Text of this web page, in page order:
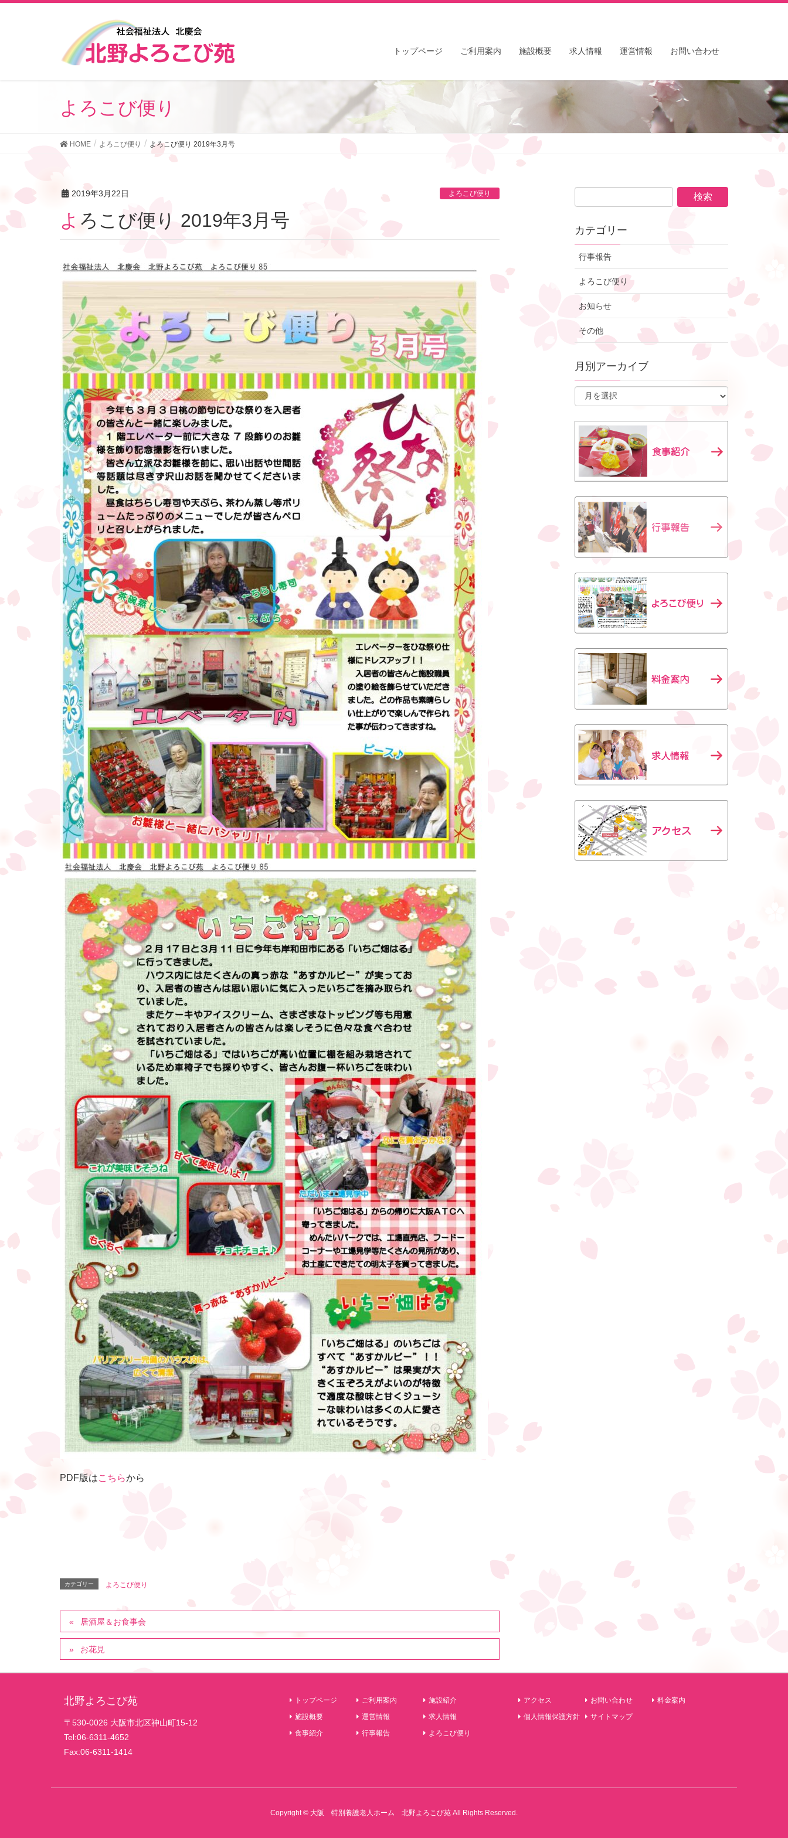
トップページ ご利用案内 施設概要 求人情報 運営情報 お問い合わせ
よろこび便り
HOME よろこび便り よろこび便り 2019年3月号
2019年3月22日 よろこび便り
よろこび便り 2019年3月号
PDF版はこちらから
カテゴリー よろこび便り
居酒屋＆お食事会
お花見
カテゴリー
行事報告
よろこび便り
お知らせ
その他
月別アーカイブ
北野よろこび苑
〒530-0026 大阪市北区神山町15-12
Tel:06-6311-4652
Fax:06-6311-1414
トップページ ご利用案内 施設紹介
施設概要 運営情報 求人情報
食事紹介 行事報告 よろこび便り
アクセス お問い合わせ 料金案内
個人情報保護方針 サイトマップ
Copyright © 大阪 特別養護老人ホーム 北野よろこび苑 All Rights Reserved.